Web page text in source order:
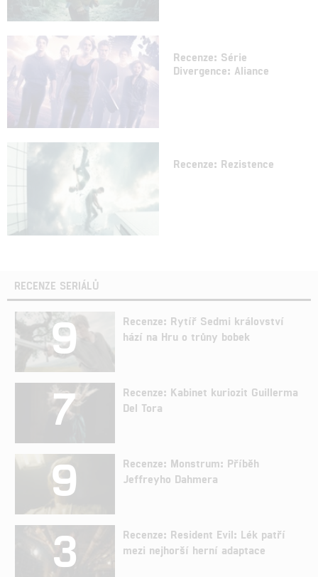
Recenze: Série
Divergence: Aliance
Recenze: Rezistence
RECENZE SERIÁLŮ
9
Recenze: Rytíř Sedmi království
hází na Hru o trůny bobek
7
Recenze: Kabinet kuriozit Guillerma
Del Tora
9
Recenze: Monstrum: Příběh
Jeffreyho Dahmera
3
Recenze: Resident Evil: Lék patří
mezi nejhorší herní adaptace